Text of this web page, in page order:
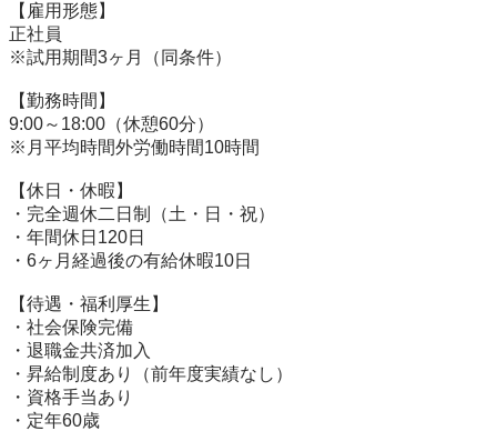
【雇用形態】
正社員
※試用期間3ヶ月（同条件）
【勤務時間】
9:00～18:00（休憩60分）
※月平均時間外労働時間10時間
【休日・休暇】
・完全週休二日制（土・日・祝）
・年間休日120日
・6ヶ月経過後の有給休暇10日
【待遇・福利厚生】
・社会保険完備
・退職金共済加入
・昇給制度あり（前年度実績なし）
・資格手当あり
・定年60歳